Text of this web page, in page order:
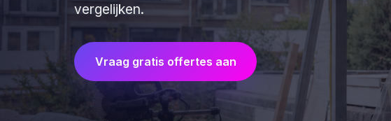
vergelijken.
Vraag gratis offertes aan